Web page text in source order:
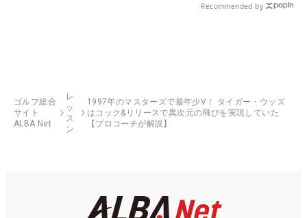
Recommended by
ゴルフ総合
サイト
ALBA Net
レ
ッ
ス
ン
1997年のマスターズで最年少V！ タイガー・ウッズ
はコック&リリースで異次元の飛びを実現していた
【プロコーチが解説】